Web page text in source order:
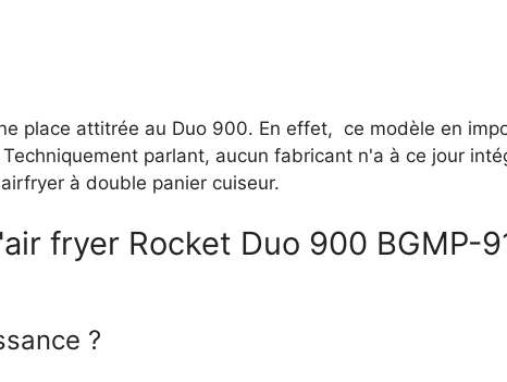
place attitrée au Duo 900. En effet, ce modèle en
parlant, aucun fabricant n'a à ce jour
à double panier cuiseur.
fryer Rocket Duo 900 BGMP-
?